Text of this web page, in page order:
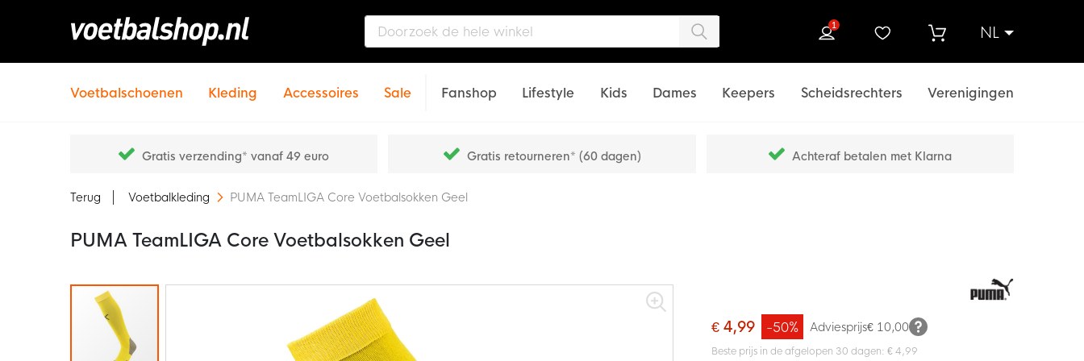
NL
1
Voetbalschoenen Kleding Accessoires Sale Fanshop Lifestyle Kids Dames Keepers Scheidsrechters Verenigingen
Gratis verzending* vanaf 49 euro Gratis retourneren* (60 dagen) Achteraf betalen met Klarna
Terug Voetbalkleding PUMA TeamLIGA Core Voetbalsokken Geel
PUMA TeamLIGA Core Voetbalsokken Geel
Ga
€ 4,99 Adviesprijs€ 10,00
-50%
Beste prijs in de afgelopen 30 dagen: € 4,99